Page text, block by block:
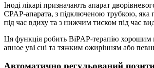
Іноді лікарі призначають апарат
CPAP-апарата, з підключеною трубкою, яка
під час вдиху та з нижчим тиском під час
Ця функція робить BiPAP-терапію хорошим
апное уві сні та тяжким ожирінням або
Автоматично регульований